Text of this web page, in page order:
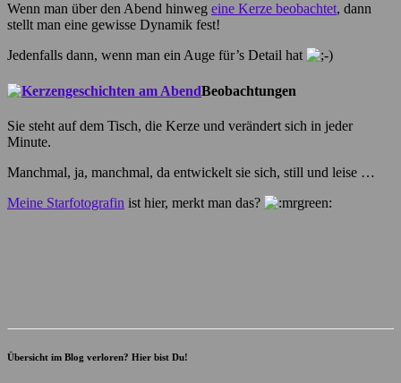
Wenn man über den Abend hinweg eine Kerze beobachtet, dann
stellt man eine gewisse Dynamik fest!
Jedenfalls dann, wenn man ein Auge für’s Detail hat
Beobachtungen
Sie steht auf dem Tisch, die Kerze und verändert sich in jeder
Minute.
Manchmal, ja, manchmal, da entwickelt sie sich, still und leise …
Meine Starfotografin ist hier, merkt man das?
Übersicht im Blog verloren? Hier bist Du!